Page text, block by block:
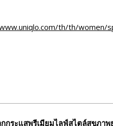
th/th/women/
กกระแสพรีเมียมไลฟ์สไตล์สุขภา